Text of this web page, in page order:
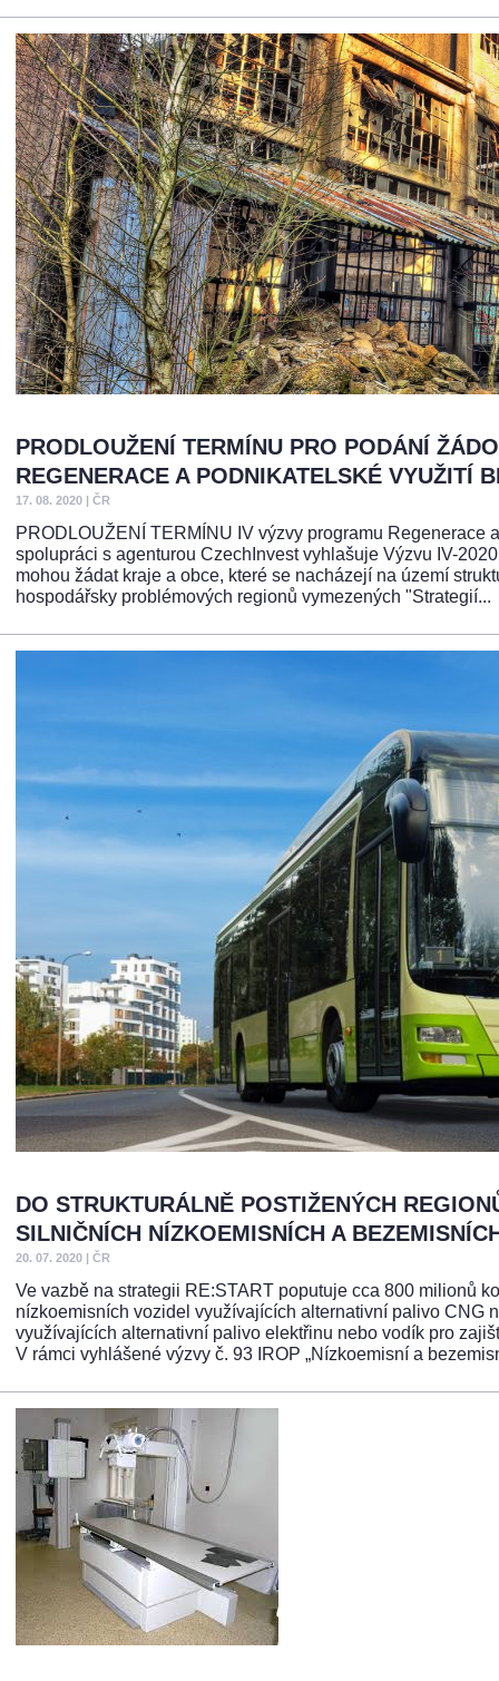
PRODLOUŽENÍ TERMÍNU PRO PODÁNÍ
REGENERACE A PODNIKATELSKÉ VYUŽITÍ
17. 08. 2020 ČR
PRODLOUŽENÍ TERMÍNU IV výzvy programu
spolupráci s agenturou CzechInvest vyhlašuje Výzvu IV-
mohou žádat kraje a obce, které se nacházejí na území
hospodářsky problémových regionů vymezených "Strategií...
DO STRUKTURÁLNĚ POSTIŽENÝCH
SILNIČNÍCH NÍZKOEMISNÍCH A
20. 07. 2020 ČR
Ve vazbě na strategii RE:START poputuje cca 800 milionů
nízkoemisních vozidel využívajících alternativní palivo CNG
využívajících alternativní palivo elektřinu nebo vodík pro
V rámci vyhlášené výzvy č. 93 IROP „Nízkoemisní a